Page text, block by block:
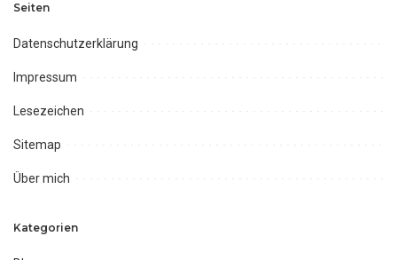
Seiten
Datenschutzerklärung
Impressum
Lesezeichen
Sitemap
Über mich
Kategorien